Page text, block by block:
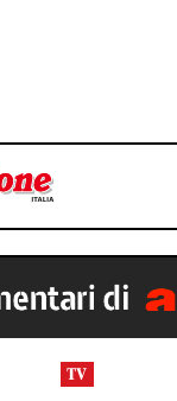
TV